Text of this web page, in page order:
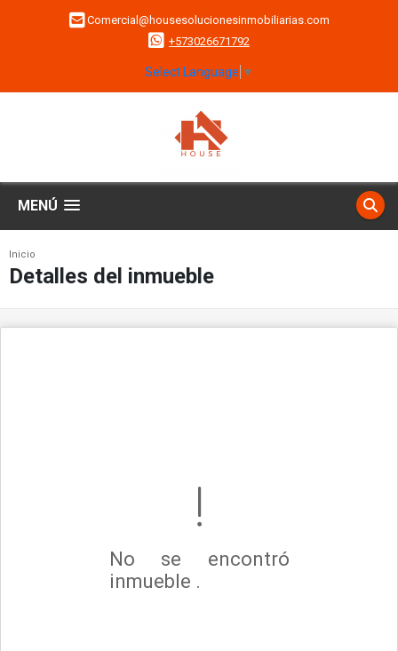
Comercial@housesolucionesinmobiliarias.com
+573026671792
Select Language ▼
MENÚ
Inicio
Detalles del inmueble
No se encontró
inmueble .